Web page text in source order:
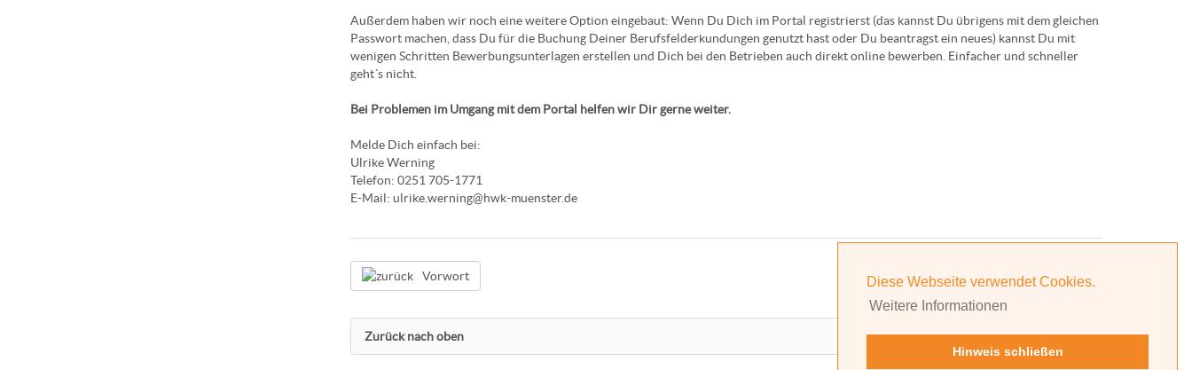
Diese Webseite verwendet Cookies.
Weitere Informationen
Hinweis schließen
Außerdem haben wir noch eine weitere Option eingebaut: Wenn Du Dich im Portal registrierst (das kannst Du übrigens mit dem gleichen
Passwort machen, dass Du für die Buchung Deiner Berufsfelderkundungen genutzt hast oder Du beantragst ein neues) kannst Du mit
wenigen Schritten Bewerbungsunterlagen erstellen und Dich bei den Betrieben auch direkt online bewerben. Einfacher und schneller
geht´s nicht.
Bei Problemen im Umgang mit dem Portal helfen wir Dir gerne weiter.
Melde Dich einfach bei:
Ulrike Werning
Telefon: 0251 705-1771
E-Mail: ulrike.werning@hwk-muenster.de
Vorwort Deine Berufswahl
Zurück nach oben